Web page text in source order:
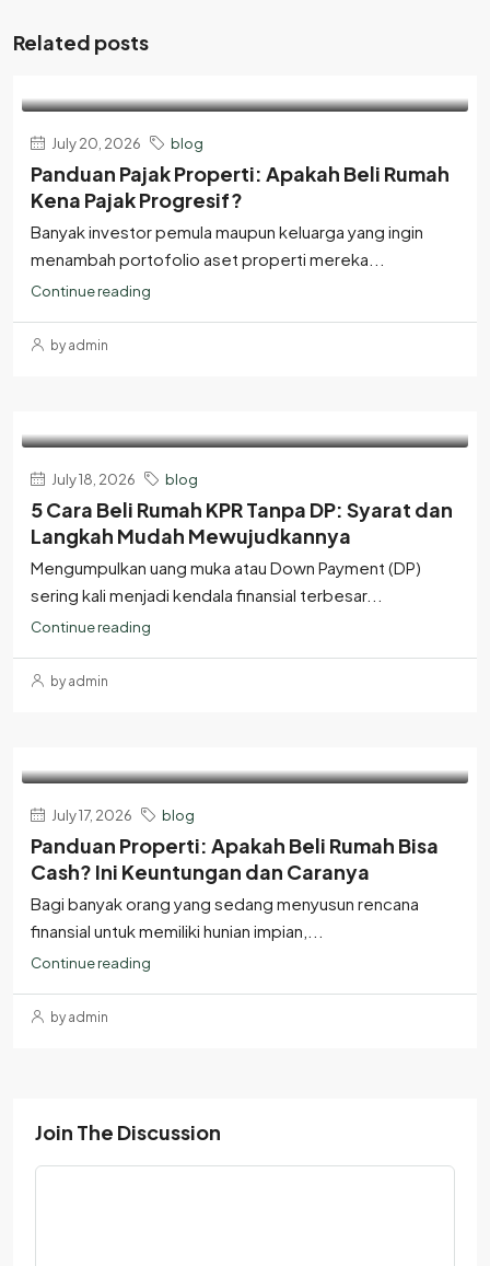
Related posts
July 20, 2026 blog
Panduan Pajak Properti: Apakah Beli Rumah
Kena Pajak Progresif?
Banyak investor pemula maupun keluarga yang ingin
menambah portofolio aset properti mereka...
Continue reading
by admin
July 18, 2026 blog
5 Cara Beli Rumah KPR Tanpa DP: Syarat dan
Langkah Mudah Mewujudkannya
Mengumpulkan uang muka atau Down Payment (DP)
sering kali menjadi kendala finansial terbesar...
Continue reading
by admin
July 17, 2026 blog
Panduan Properti: Apakah Beli Rumah Bisa
Cash? Ini Keuntungan dan Caranya
Bagi banyak orang yang sedang menyusun rencana
finansial untuk memiliki hunian impian,...
Continue reading
by admin
Join The Discussion